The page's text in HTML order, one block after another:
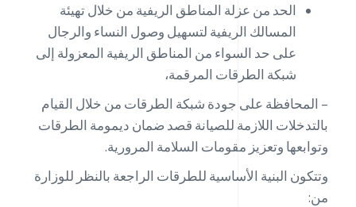
الحد من عزلة المناطق الريفية من خلال تهيئة
المسالك الريفية لتسهيل وصول النساء والرجال
على حد السواء من المناطق الريفية المعزولة إلى
شبكة الطرقات المرقمة،
– المحافظة على جودة شبكة الطرقات من خلال القيام
بالتدخلات اللازمة للصيانة قصد ضمان ديمومة الطرقات
وتوابعها وتعزيز مقومات السلامة المرورية.
وتتكون البنية الأساسية للطرقات الراجعة بالنظر للوزارة
من: